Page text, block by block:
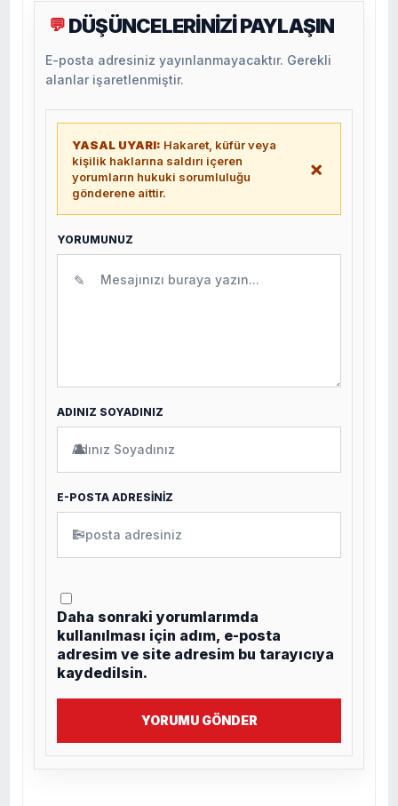
💬 DÜŞÜNCELERİNİZİ PAYLAŞIN
E-posta adresiniz yayınlanmayacaktır. Gerekli
alanlar işaretlenmiştir.
YASAL UYARI: Hakaret, küfür veya
kişilik haklarına saldırı içeren
yorumların hukuki sorumluluğu
gönderene aittir.
×
YORUMUNUZ
✎
ADINIZ SOYADINIZ
👤
E-POSTA ADRESİNİZ
✉
Daha sonraki yorumlarımda
kullanılması için adım, e-posta
adresim ve site adresim bu tarayıcıya
kaydedilsin.
YORUMU GÖNDER